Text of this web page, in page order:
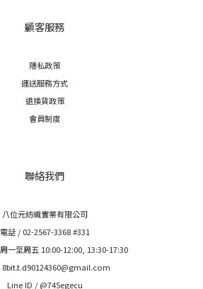
顧客服務
隱私政策
運送服務方式
退換貨政策
會員制度
聯絡我們
八位元紡織實業有限公司
電話 / 02-2567-3368 #331
一至周五 10:00-12:00, 13:30-17:30
8bit.t.d90124360@gmail.com
Line ID / @745egecu